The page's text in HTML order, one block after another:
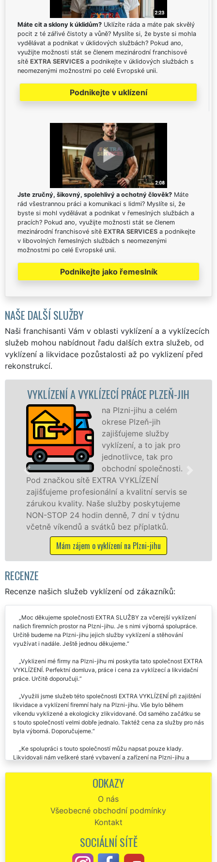
Máte cit a sklony k úklidům? Uklízíte ráda a máte pak skvělý
pocit z té zářivé čistoty a vůně? Myslíte si, že byste si mohla
vydělávat a podnikat v úklidových službách? Pokud ano,
využijte možnosti stát se členem mezinárodní franchisové
sítě EXTRA SERVICES a podnikejte v úklidových službách s
neomezenými možnostmi po celé Evropské unii.
Podnikejte v uklízení
Jste zručný, šikovný, spolehlivý a ochotný člověk? Máte
rád všestrannou práci a komunikaci s lidmi? Myslíte si, že
byste si mohl vydělávat a podnikat v řemeslných službách a
pracích? Pokud ano, využijte možnosti stát se členem
mezinárodní franchisové sítě EXTRA SERVICES a podnikejte
v libovolných řemeslných službách s neomezenými
možnostmi po celé Evropské unii.
Podnikejte jako řemeslník
NAŠE DALŠÍ SLUŽBY
Naši franchisanti Vám v oblasti vyklízení a a vyklízecích
služeb mohou nabídnout řadu dalších extra služeb, od
vyklízení a likvidace pozůstalosti až po vyklizení před
rekonstrukcí.
A VYKLÍZECÍ PRÁCE PLZEŇ-JIH
na Plzni-jihu a celém
okrese Plzeň-jih
zajišťujeme služby
vyklízení, a to jak pro
jednotlivce, tak pro
obchodní společnosti.
sítě EXTRA VYKLÍZENÍ
profesionální a kvalitní servis se
Naše služby poskytujeme
24 hodin denně, 7 dní v týdnu
a svátků bez příplatků.
Mám zájem o vyklízení na Plzni-jihu
službu jak
osobám
práce, a
RECENZE
Recenze našich služeb vyklízení od zákazníků:
Moc děkujeme společnosti EXTRA SLUŽBY za včerejší vyklízení
našich firemních prostor na Plzni-jihu. Je s nimi výborná spolupráce.
Určitě budeme na Plzni-jihu jejich služby vyklízení a stěhování
využívat i nadále. Ještě jednou děkujeme.
Vyklizení mé firmy na Plzni-jihu mi poskytla tato společnost EXTRA
VYKLÍZENÍ. Perfektní domluva, práce i cena za vyklízecí a likvidační
práce. Určitě doporučuji.
Využili jsme služeb této společnosti EXTRA VYKLÍZENÍ při zajištění
likvidace a vyklízení firemní haly na Plzni-jihu. Vše bylo během
víkendu vyklizené a ekologicky zlikvidované. Od samého začátku se
s touto společností velmi dobře jednalo. Taktéž cena za služby pro nás
byla výborná. Doporučujeme.
Ke spolupráci s touto společností můžu napsat pouze klady.
Likvidovali nám veškeré staré vybavení a zařízení na Plzni-jihu a
organizace vyklízení probíhala na jedničku. Určitě doporučuji využívat
Chtěl by jsem poděkovat za vaši spolupráci při vyklizení naší
společnosti na Plzni-jihu. Veškeré prostory byly krásně a čistě
vyklizené. Velmi solidní práce. Díky.
ODKAZY
O nás
Všeobecné obchodní podmínky
Kontakt
SOCIÁLNÍ SÍTĚ